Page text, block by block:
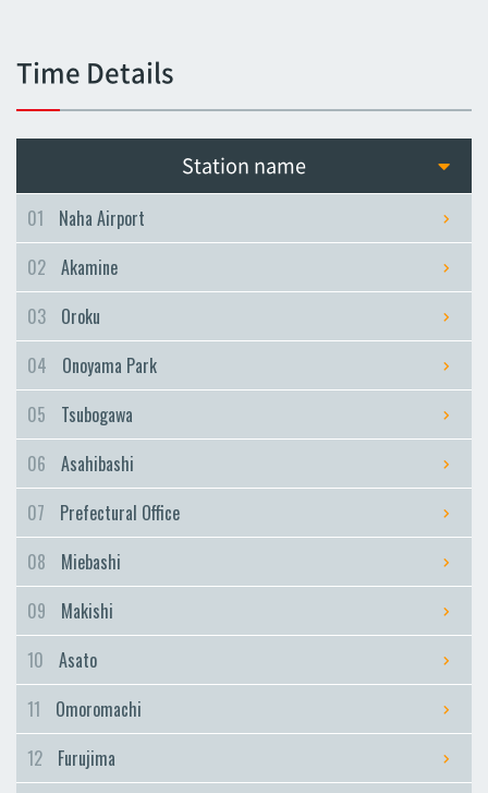
Asato
Naha City Hospital
Ishimine
Asahibashi
Prefectural Office
Miebashi
Omoromachi
Gibo
Time Details
Station name
01
Naha Airport
02 Akamine
03
Oroku
04
Onoyama Park
05
Tsubogawa
06
Asahibashi
07
Prefectural Office
08
Miebashi
09
Makishi
10
Asato
11
Omoromachi
12
Furujima